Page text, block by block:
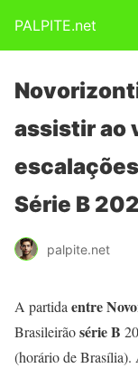
PALPITE.net
assistir ao
Série B
palpite.net
A partida entre
Brasileirãosérie B
(horário de Brasília).